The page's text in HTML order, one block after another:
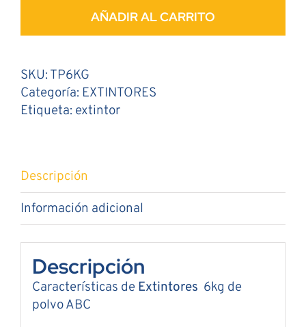
cantidad
AÑADIR AL CARRITO
SKU: TP6KG
Categoría: EXTINTORES
Etiqueta: extintor
Descripción
Información adicional
Descripción
Características de Extintores 6kg de
polvo ABC